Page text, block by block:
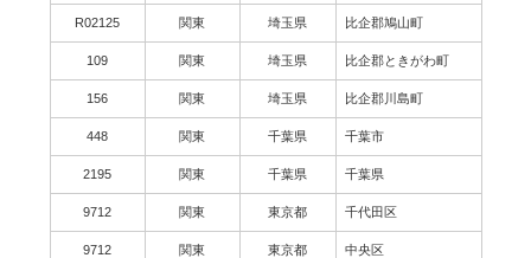
R02125 関東 埼玉県 比企郡鳩山町
109 関東 埼玉県 比企郡ときがわ町
156 関東 埼玉県 比企郡川島町
448 関東 千葉県 千葉市
2195 関東 千葉県 千葉県
9712 関東 東京都 千代田区
9712 関東 東京都 中央区